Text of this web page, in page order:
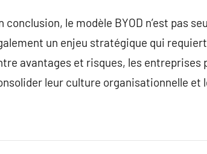
conclusion, le modèle BYOD n’est pas
un enjeu stratégique qui
avantages et risques, les
leur culture organisationnelle et